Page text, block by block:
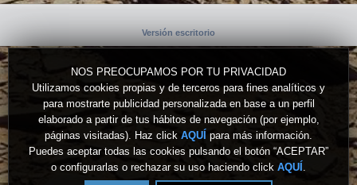
NOS PREOCUPAMOS POR TU PRIVACIDAD
Utilizamos cookies propias y de terceros para fines analíticos y
para mostrarte publicidad personalizada en base a un perfil
elaborado a partir de tus hábitos de navegación (por ejemplo,
páginas visitadas). Haz click AQUÍ para más información.
Puedes aceptar todas las cookies pulsando el botón “ACEPTAR”
o configurarlas o rechazar su uso haciendo click AQUÍ .
Versión escritorio